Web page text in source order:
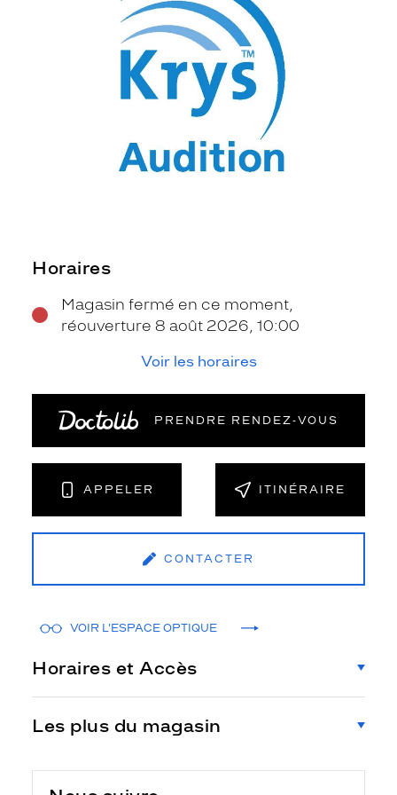
Horaires
Magasin fermé en ce moment,
réouverture 8 août 2026, 10:00
Voir les horaires
PRENDRE RENDEZ‑VOUS
APPELER ITINÉRAIRE
CONTACTER
VOIR L'ESPACE OPTIQUE
Horaires et Accès
Les plus du magasin